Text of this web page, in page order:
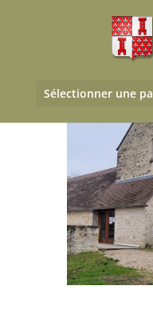
Sélectionner une